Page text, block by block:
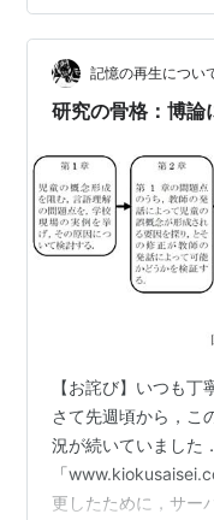
った文化財レスキュ
います。「文化財」
人々の暮らしや歴史
救出された様子が紹
記憶の再生につい
研究の骨格：博論
【お詫び】いつも丁
さて先週頃から，こ
況が続いていました
「
更したために，サー